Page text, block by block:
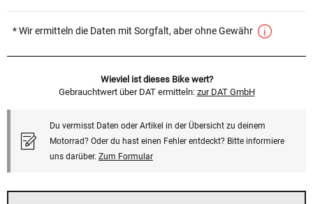
* Wir ermitteln die Daten mit Sorgfalt, aber ohne Gewähr
Wieviel ist dieses Bike wert?
Gebrauchtwert über DAT ermitteln: zur DAT GmbH
Du vermisst Daten oder Artikel in der Übersicht zu deinem
Motorrad? Oder du hast einen Fehler entdeckt? Bitte informiere
uns darüber. Zum Formular